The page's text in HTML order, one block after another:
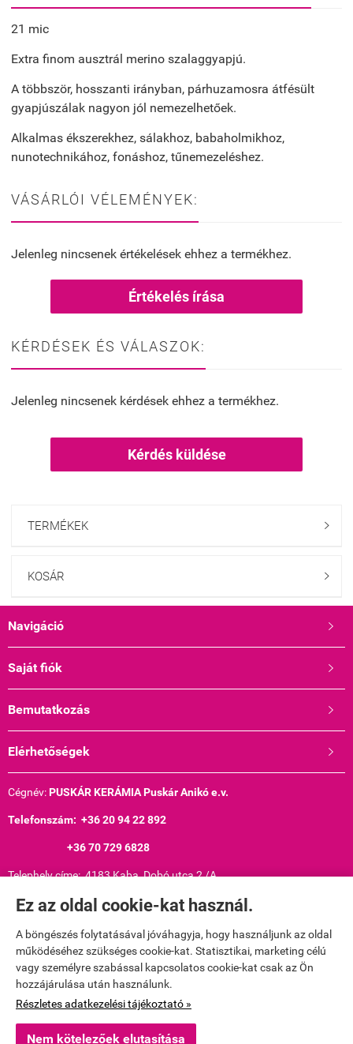
Ez az oldal cookie-kat használ.
A böngészés folytatásával jóváhagyja, hogy használjunk az oldal
működéséhez szükséges cookie-kat. Statisztikai, marketing célú
vagy személyre szabással kapcsolatos cookie-kat csak az Ön
hozzájárulása után használunk.
Részletes adatkezelési tájékoztató »
Nem kötelezőek elutasítása
21 mic
Extra finom ausztrál merino szalaggyapjú.
A többször, hosszanti irányban, párhuzamosra átfésült
gyapjúszálak nagyon jól nemezelhetőek.
Alkalmas ékszerekhez, sálakhoz, babaholmikhoz,
nunotechnikához, fonáshoz, tűnemezeléshez.
VÁSÁRLÓI VÉLEMÉNYEK:
Jelenleg nincsenek értékelések ehhez a termékhez.
Értékelés írása
KÉRDÉSEK ÉS VÁLASZOK:
Jelenleg nincsenek kérdések ehhez a termékhez.
Kérdés küldése
TERMÉKEK 
KOSÁR 
Navigáció 
Saját fiók 
Bemutatkozás 
Elérhetőségek 
Cégnév:PUSKÁR KERÁMIA Puskár Anikó e.v.
Telefonszám: +36 20 94 22 892
+36 70 729 6828
Telephely címe: 4183 Kaba, Dobó utca 2 /A
Nyitvatartás: Hétfőtől péntekig 8-16 óráig
Telephelyünk elsősorban műhelyként működik.Szívesen fogadunk
látogatókat, de előtte kérem hívjon fel telefonon, mert egyes
munkafolyamatokat nem tudunk hirtelen abbahagyni.
Nyilvántartási szám: 51514147